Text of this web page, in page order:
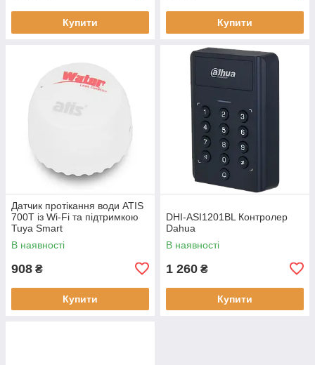
Купити Купити
Датчик протікання води ATIS
700T із Wi-Fi та підтримкою
Tuya Smart
В наявності
908 ₴
Купити
DHI-ASI1201BL Контролер
Dahua
В наявності
1 260 ₴
Купити